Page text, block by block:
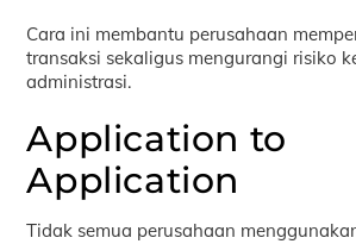
Cara ini membantu perusahaan
transaksi sekaligus mengurangi risiko
administrasi.
Application to
Application
Tidak semua perusahaan